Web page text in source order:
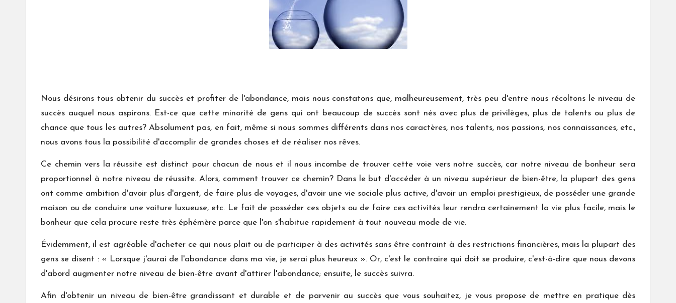
Nous désirons tous obtenir du succès et profiter de l'abondance, mais nous constatons que, malheureusement, très peu d'entre nous récoltons le niveau de
succès auquel nous aspirons. Est-ce que cette minorité de gens qui ont beaucoup de succès sont nés avec plus de privilèges, plus de talents ou plus de
chance que tous les autres? Absolument pas, en fait, même si nous sommes différents dans nos caractères, nos talents, nos passions, nos connaissances, etc.,
nous avons tous la possibilité d'accomplir de grandes choses et de réaliser nos rêves.
Ce chemin vers la réussite est distinct pour chacun de nous et il nous incombe de trouver cette voie vers notre succès, car notre niveau de bonheur sera
proportionnel à notre niveau de réussite. Alors, comment trouver ce chemin? Dans le but d'accéder à un niveau supérieur de bien-être, la plupart des gens
ont comme ambition d'avoir plus d'argent, de faire plus de voyages, d'avoir une vie sociale plus active, d'avoir un emploi prestigieux, de posséder une grande
maison ou de conduire une voiture luxueuse, etc. Le fait de posséder ces objets ou de faire ces activités leur rendra certainement la vie plus facile, mais le
bonheur que cela procure reste très éphémère parce que l'on s'habitue rapidement à tout nouveau mode de vie.
Évidemment, il est agréable d'acheter ce qui nous plait ou de participer à des activités sans être contraint à des restrictions financières, mais la plupart des
gens se disent : « Lorsque j'aurai de l'abondance dans ma vie, je serai plus heureux ». Or, c'est le contraire qui doit se produire, c'est-à-dire que nous devons
d'abord augmenter notre niveau de bien-être avant d'attirer l'abondance; ensuite, le succès suivra.
Afin d'obtenir un niveau de bien-être grandissant et durable et de parvenir au succès que vous souhaitez, je vous propose de mettre en pratique dès